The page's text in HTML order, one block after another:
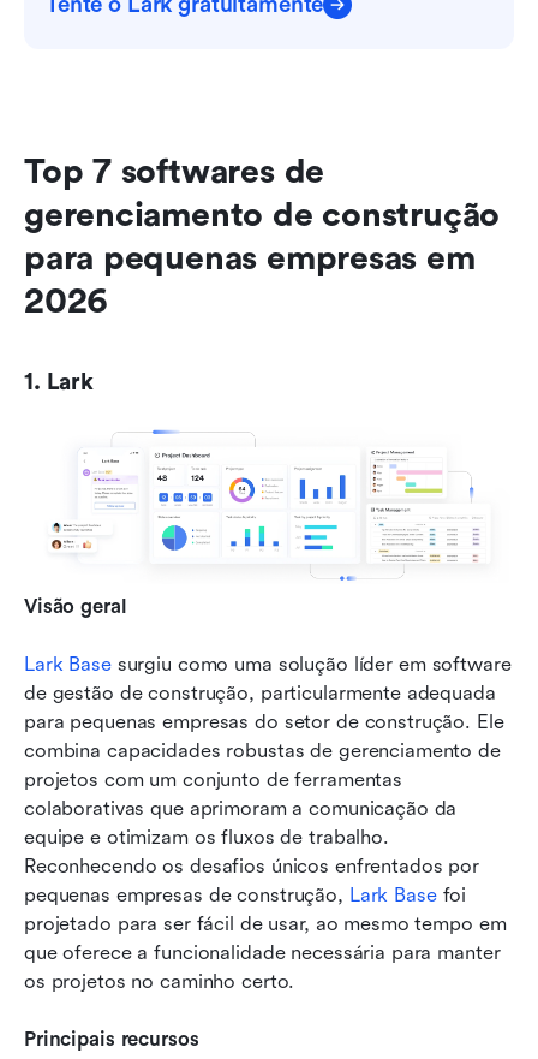
Top 7 softwares de
gerenciamento de construção
para pequenas empresas em
2026
1. Lark
Visão geral
Lark Base surgiu como uma solução líder em software
de gestão de construção, particularmente adequada
para pequenas empresas do setor de construção. Ele
combina capacidades robustas de gerenciamento de
projetos com um conjunto de ferramentas
colaborativas que aprimoram a comunicação da
equipe e otimizam os fluxos de trabalho.
Reconhecendo os desafios únicos enfrentados por
pequenas empresas de construção, Lark Base foi
projetado para ser fácil de usar, ao mesmo tempo em
que oferece a funcionalidade necessária para manter
os projetos no caminho certo.
Principais recursos